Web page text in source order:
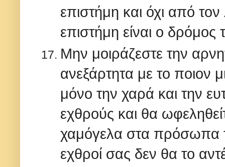
επιστήμη και όχι από
επιστήμη είναι ο δρόμος
Μην μοιράζεστε την
ανεξάρτητα με το ποιον
μόνο την χαρά και την
εχθρούς και θα
χαμόγελα στα πρόσωπα
εχθροί σας δεν θα το